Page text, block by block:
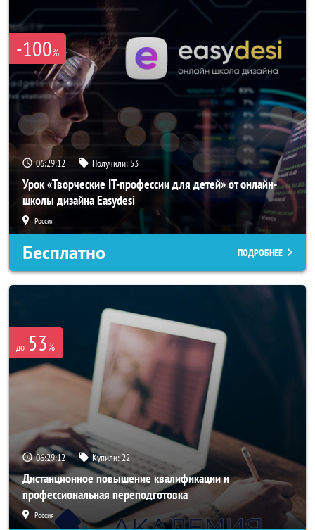
-100%
06:29:11 Получили: 53
Урок «Творческие IT-профессии для детей» от онлайн-
школы дизайна Easydesi
Россия
Бесплатно ПОДРОБНЕЕ
до 53%
06:29:11 Купили:22
Дистанционное повышение квалификации и
профессиональная переподготовка
Россия